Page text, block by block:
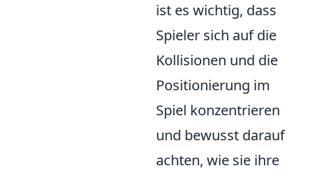
ist es wichtig, dass
Spieler sich auf die
Kollisionen und die
Positionierung im
Spiel konzentrieren
und bewusst darauf
achten, wie sie ihre